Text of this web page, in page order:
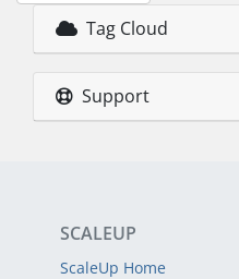
Tag Cloud
Support
SCALEUP
ScaleUp Home